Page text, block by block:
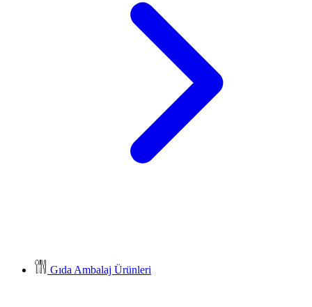
Gıda Ambalaj Ürünleri